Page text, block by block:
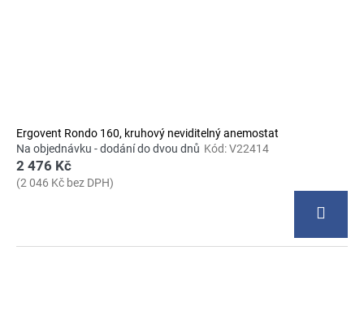
Ergovent Rondo 160, kruhový neviditelný anemostat
Na objednávku - dodání do dvou dnů Kód:V22414
2 476 Kč
(2 046 Kč bez DPH)